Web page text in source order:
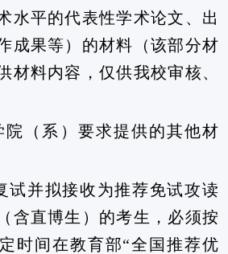
水平的代表性学术论文、出
成果等）的材料（该部分材
材料内容，仅供我校审核、
院（系）要求提供的其他材
试并拟接收为推荐免试攻读
含直博生）的考生，必须按
时间在教育部“全国推荐优